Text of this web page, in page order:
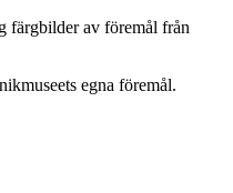
färgbilder av föremål från